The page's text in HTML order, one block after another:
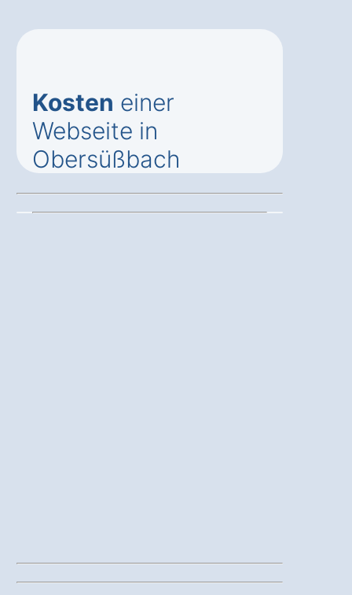
Kosten einer
Webseite in
Obersüßbach